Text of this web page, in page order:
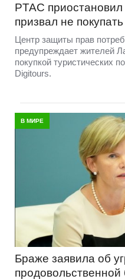
PTAC
призвал не
Центр защиты прав
предупреждает жителей
покупкой туристических
Digitours.
В МИРЕ
Браже заявила об
продовольственной